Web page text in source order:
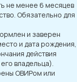
не менее 6 месяцев
Обязательно для
и заверен
и дата рождения,
действия
владельца).
ОВИРом или